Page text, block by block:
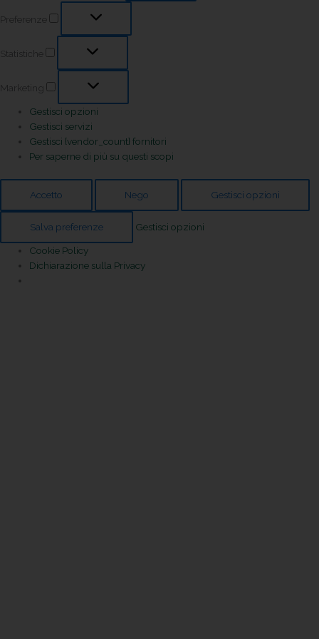
Preferenze
Statistiche
Marketing
Gestisci opzioni
Gestisci servizi
Gestisci {vendor_count} fornitori
Per saperne di più su questi scopi
Accetto Nego Gestisci opzioni
Salva preferenze Gestisci opzioni
Cookie Policy
Dichiarazione sulla Privacy